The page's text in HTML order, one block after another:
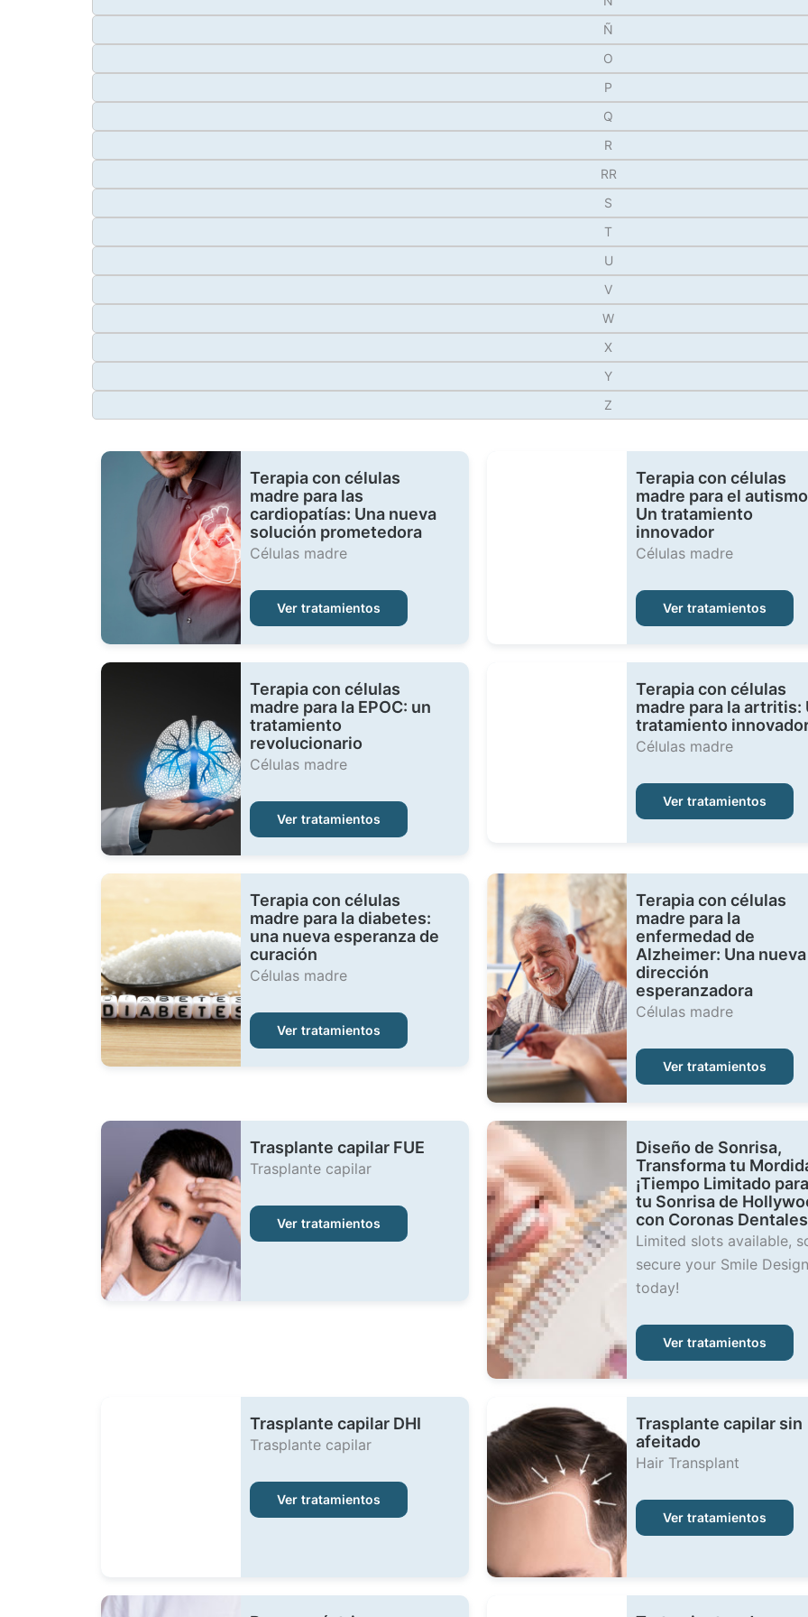
Ñ
O
P
Q
R
RR
S
T
U
V
W
X
Y
Z
Terapia con células
madre para las
cardiopatías: Una nueva
solución prometedora
Células madre
Ver tratamientos
Terapia con células
madre para el
Un tratamiento
innovador
Células madre
Ver tratamientos
Terapia con células
madre para la EPOC: un
tratamiento
revolucionario
Células madre
Ver tratamientos
Terapia con células
madre para la artritis:
tratamiento
Células madre
Ver tratamientos
Terapia con células
madre para la diabetes:
una nueva esperanza de
curación
Células madre
Ver tratamientos
Terapia con células
madre para la
enfermedad de
Alzheimer: Una nueva
dirección
esperanzadora
Células madre
Ver tratamientos
Trasplante capilar FUE
Trasplante capilar
Ver tratamientos
Diseño de Sonrisa,
Transforma tu
¡Tiempo Limitado para
tu Sonrisa de
con Coronas
Limited slots available,
secure your Smile Design
today!
Ver tratamientos
Trasplante capilar DHI
Trasplante capilar
Ver tratamientos
Trasplante capilar sin
afeitado
Hair Transplant
Ver tratamientos